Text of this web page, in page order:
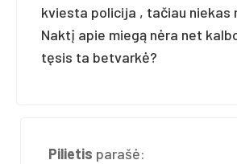
kviesta policija , tačiau niekas
Naktį apie miegą nėra net
tęsis ta betvarkė?
Pilietis parašė: